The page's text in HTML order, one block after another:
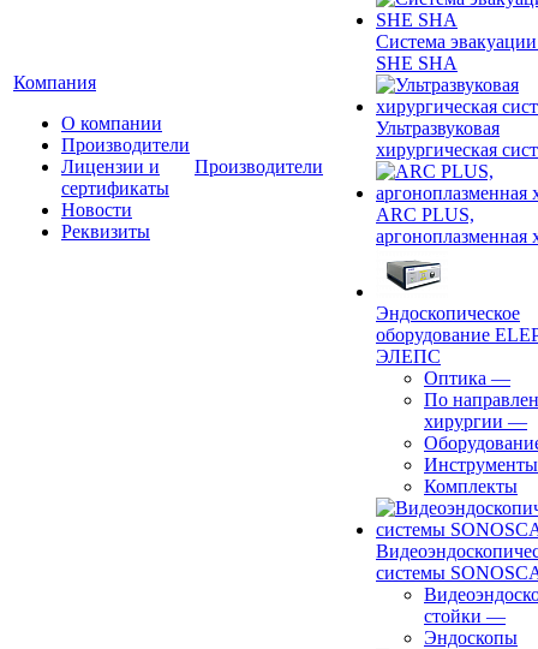
Компания
О компании
Производители
Лицензии и
сертификаты
Новости
Реквизиты
Производители
Система
SHE SHA
Ультразвуковая
хирургическая
ARC PLUS,
аргоноплазменная
Эндоскопическое
оборудование
ЭЛЕПС
Оптика —
По
хирургии —
Инструменты
Комплекты
системы
стойки —
Эндоскопы